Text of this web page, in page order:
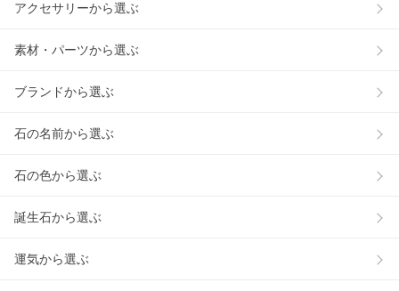
アクセサリーから選ぶ
素材・パーツから選ぶ
ブランドから選ぶ
石の名前から選ぶ
石の色から選ぶ
誕生石から選ぶ
運気から選ぶ